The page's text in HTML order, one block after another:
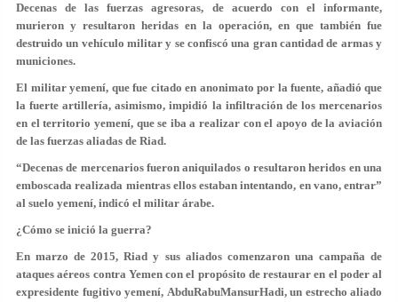
Decenas de las fuerzas agresoras, de acuerdo con el informante,
murieron y resultaron heridas en la operación, en que también fue
destruido un vehículo militar y se confiscó una gran cantidad de armas y
municiones.
El militar yemení, que fue citado en anonimato por la fuente, añadió que
la fuerte artillería, asimismo, impidió la infiltración de los mercenarios
en el territorio yemení, que se iba a realizar con el apoyo de la aviación
de las fuerzas aliadas de Riad.
“Decenas de mercenarios fueron aniquilados o resultaron heridos en una
emboscada realizada mientras ellos estaban intentando, en vano, entrar”
al suelo yemení, indicó el militar árabe.
¿Cómo se inició la guerra?
En marzo de 2015, Riad y sus aliados comenzaron una campaña de
ataques aéreos contra Yemen con el propósito de restaurar en el poder al
expresidente fugitivo yemení, AbduRabuMansurHadi, un estrecho aliado